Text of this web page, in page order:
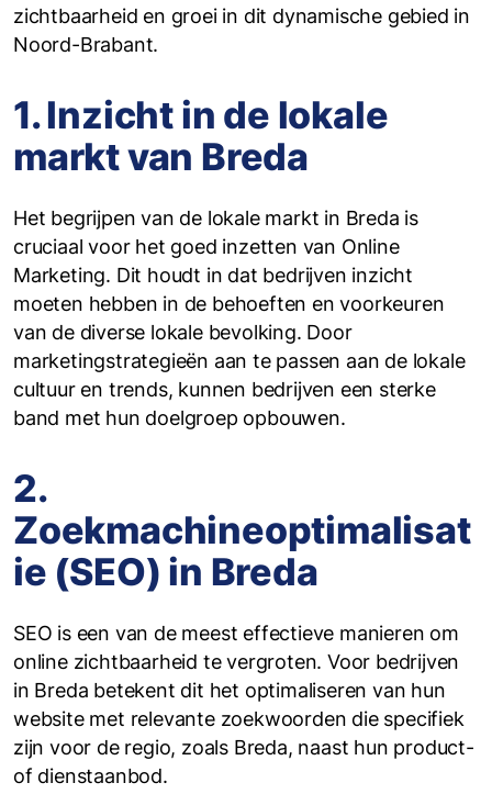
zichtbaarheid en groei in dit dynamische gebied in
Noord-Brabant.
1. Inzicht in de lokale
markt van Breda
Het begrijpen van de lokale markt in Breda is
cruciaal voor het goed inzetten van Online
Marketing. Dit houdt in dat bedrijven inzicht
moeten hebben in de behoeften en voorkeuren
van de diverse lokale bevolking. Door
marketingstrategieën aan te passen aan de lokale
cultuur en trends, kunnen bedrijven een sterke
band met hun doelgroep opbouwen.
2.
Zoekmachineoptimalisat
ie (SEO) in Breda
SEO is een van de meest effectieve manieren om
online zichtbaarheid te vergroten. Voor bedrijven
in Breda betekent dit het optimaliseren van hun
website met relevante zoekwoorden die specifiek
zijn voor de regio, zoals Breda, naast hun product-
of dienstaanbod.